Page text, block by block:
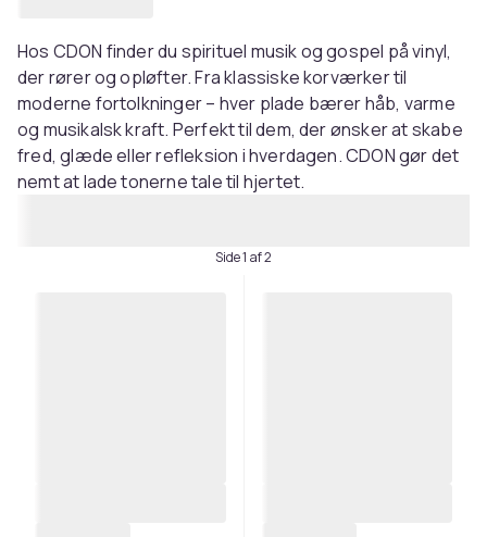
Hos CDON finder du spirituel musik og gospel på vinyl,
der rører og opløfter. Fra klassiske korværker til
moderne fortolkninger – hver plade bærer håb, varme
og musikalsk kraft. Perfekt til dem, der ønsker at skabe
fred, glæde eller refleksion i hverdagen. CDON gør det
nemt at lade tonerne tale til hjertet.
Side 1 af 2